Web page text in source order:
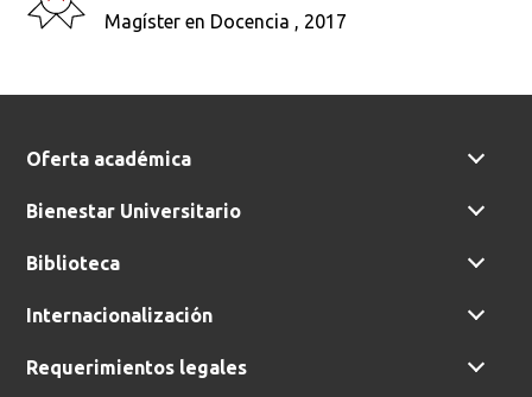
Magíster en Docencia , 2017
Buscar
Oferta académica
Bienestar Universitario
Biblioteca
Internacionalización
Requerimientos legales